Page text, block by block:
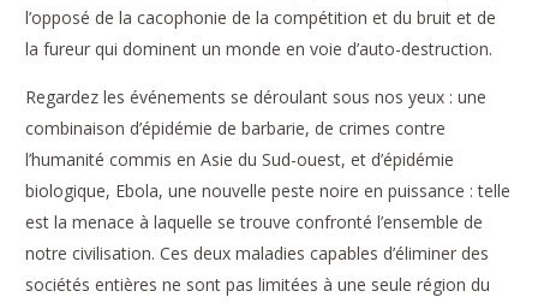
l’opposé de la cacophonie de la compétition et du bruit et de
la fureur qui dominent un monde en voie d’auto-destruction.
Regardez les événements se déroulant sous nos yeux : une
combinaison d’épidémie de barbarie, de crimes contre
l’humanité commis en Asie du Sud-ouest, et d’épidémie
biologique, Ebola, une nouvelle peste noire en puissance : telle
est la menace à laquelle se trouve confronté l’ensemble de
notre civilisation. Ces deux maladies capables d’éliminer des
sociétés entières ne sont pas limitées à une seule région du